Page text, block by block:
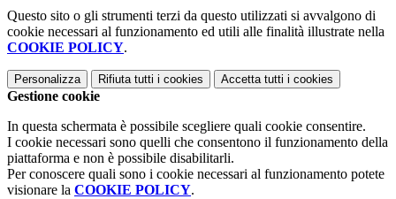
Questo sito o gli strumenti terzi da questo utilizzati si avvalgono di
cookie necessari al funzionamento ed utili alle finalità illustrate nella
COOKIE POLICY.
Personalizza Rifiuta tutti i cookies Accetta tutti i cookies
Gestione cookie
In questa schermata è possibile scegliere quali cookie consentire.
I cookie necessari sono quelli che consentono il funzionamento della
piattaforma e non è possibile disabilitarli.
Per conoscere quali sono i cookie necessari al funzionamento potete
visionare la COOKIE POLICY.